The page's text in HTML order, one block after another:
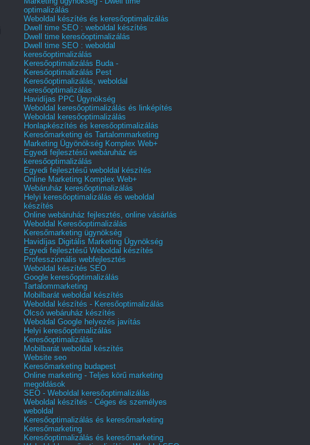
optimalizálás
Weboldal készítés és keresőoptimalizálás
Dwell time SEO : weboldal készítés
Dwell time keresőoptimalizálás
Dwell time SEO : weboldal
keresőoptimalizálás
Keresőoptimalizálás Buda -
Keresőoptimalizálás Pest
Keresőoptimalizálás, weboldal
keresőoptimalizálás
Havidíjas PPC Ügynökség
Weboldal keresőoptimalizálás és linképítés
Weboldal keresőoptimalizálás
Honlapkészítés és keresőoptimalizálás
Keresőmarketing és Tartalommarketing
Marketing Ügyönökség Komplex Web+
Egyedi fejlesztésű webáruház és
keresőoptimalizálás
Egyedi fejlesztésű weboldal készítés
Online Marketing Komplex Web+
Webáruház keresőoptimalizálás
Helyi keresőoptimalizálás és weboldal
készítés
Online webáruház fejlesztés, online vásárlás
Weboldal Keresőoptimalizálás
Keresőmarketing ügynökség
Havidíjas Digitális Marketing Ügynökség
Egyedi fejlesztésű Weboldal készítés
Professzionális webfejlesztés
Weboldal készítés SEO
Google keresőoptimalizálás
Tartalommarketing
Mobilbarát weboldal készítés
Weboldal készítés - Keresőoptimalizálás
Olcsó webáruház készítés
Weboldal Google helyezés javítás
Helyi keresőoptimalizálás
Keresőoptimalizálás
Mobilbarát weboldal készítés
Website seo
Keresőmarketing budapest
Online marketing - Teljes körű marketing
megoldások
SEO - Weboldal keresőoptimalizálás
Weboldal készítés - Céges és személyes
weboldal
Keresőoptimalizálás és keresőmarketing
Keresőmarketing
Keresőoptimalizálás és keresőmarketing